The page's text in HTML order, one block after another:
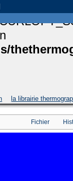
la librairie
Fichier